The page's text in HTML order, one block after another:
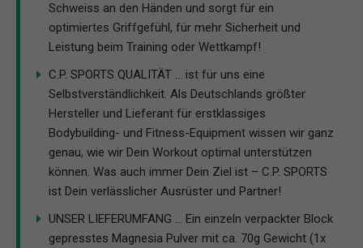
Schweiss an den Händen und sorgt für ein
optimiertes Griffgefühl, für mehr Sicherheit und
Leistung beim Training oder Wettkampf!
C.P. SPORTS QUALITÄT ... ist für uns eine
Selbstverständlichkeit. Als Deutschlands größter
Hersteller und Lieferant für erstklassiges
Bodybuilding- und Fitness-Equipment wissen wir ganz
genau, wie wir Dein Workout optimal unterstützen
können. Was auch immer Dein Ziel ist – C.P. SPORTS
ist Dein verlässlicher Ausrüster und Partner!
UNSER LIEFERUMFANG ... Ein einzeln verpackter Block
gepresstes Magnesia Pulver mit ca. 70g Gewicht (1x